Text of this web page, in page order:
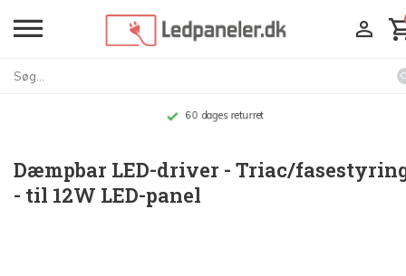
Op til 10 års garanti
Dæmpbar LED-driver - Triac/
- til 12W LED-panel